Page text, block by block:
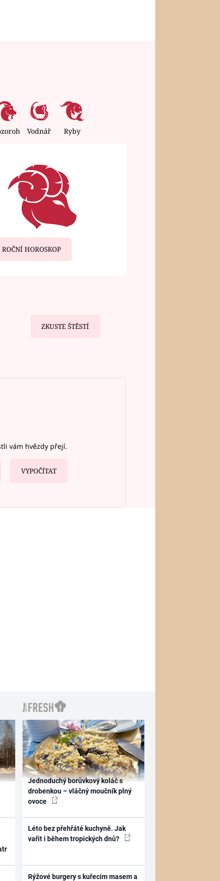
Vodnář Ryby
ROČNÍ HOROSKOP
ZKUSTE ŠTĚSTÍ
vám hvězdy přejí.
VYPOČÍTAT
Jednoduchý borůvkový koláč s
drobenkou – vláčný moučník plný
ovoce
Léto bez přehřáté kuchyně. Jak
vařit i během tropických dnů?
Rýžové burgery s kuřecím masem a